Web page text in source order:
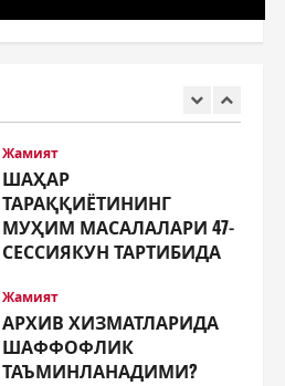
Жамият
ШАҲАР
МУҲИМ МАСАЛАЛАРИ 47-
СЕССИЯКУН ТАРТИБИДА
31 июля, 2026
АРХИВ ХИЗМАТЛАРИДА
ШАФФОФЛИК
ТАЪМИНЛАНАДИМИ?
Ижтимоий эълон
ҚИШГА ТАЙЁРГАРЛИК —
БУГУНДАН БОШЛАНАДИ